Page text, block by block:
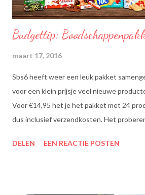
Budgettip:
maart 17, 2016
Sbs6 heeft weer een leuk pakket
voor een klein prijsje veel nieuwe
Voor €14,95 het je het pakket met 24
dus inclusief verzendkosten. Het
theesmaken van Lipton: voor een goed
DELEN EEN REACTIE POSTEN